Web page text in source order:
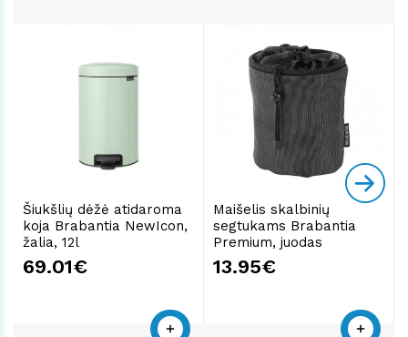
Šiukšlių dėžė atidaroma
koja Brabantia NewIcon,
žalia, 12l
69.01€
Maišelis skalbinių
segtukams Brabantia
Premium, juodas
13.95€